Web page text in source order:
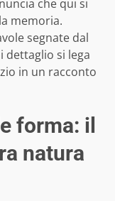
che qui si
memoria.
segnate dal
dettaglio si lega
in un racconto
forma: il
natura